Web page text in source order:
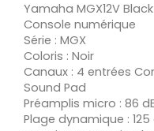
Yamaha MGX12V Black
Console numérique
Série : MGX
Coloris : Noir
Canaux : 4 entrées
Sound Pad
Préamplis micro : 86
Plage dynamique : 125